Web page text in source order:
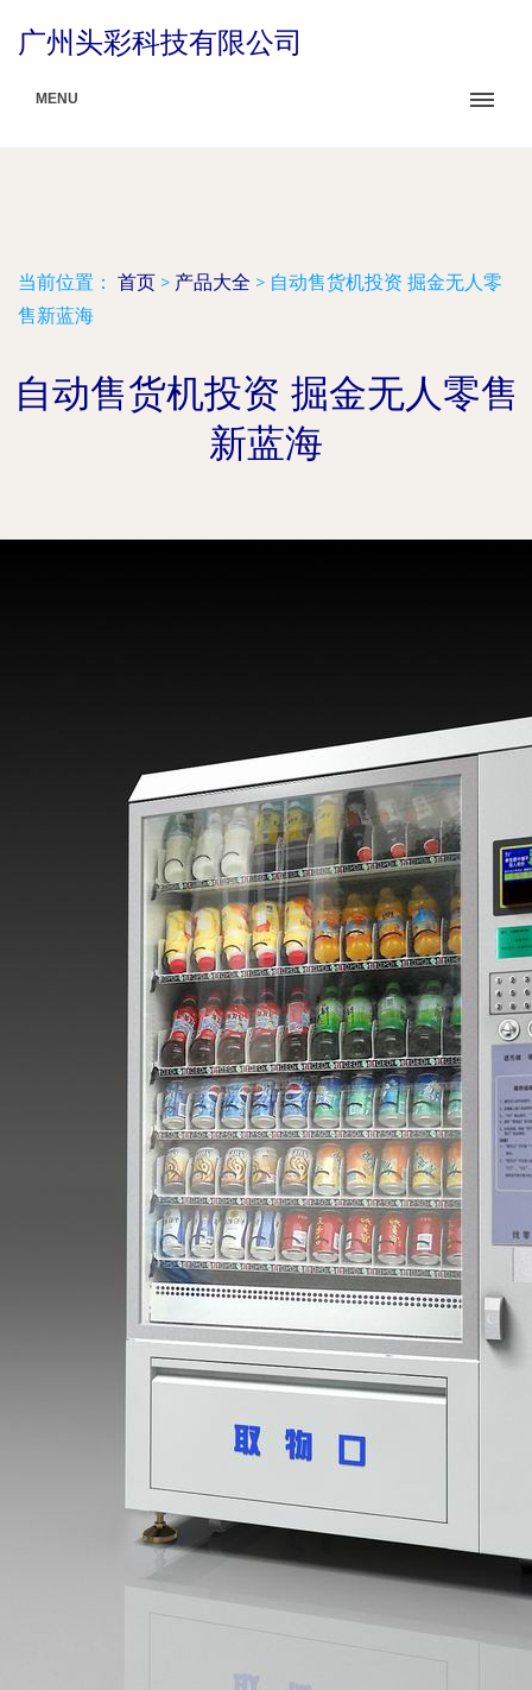
广州头彩科技有限公司
MENU
当前位置： 首页 > 产品大全 > 自动售货机投资 掘金无人零
售新蓝海
自动售货机投资 掘金无人零售
新蓝海